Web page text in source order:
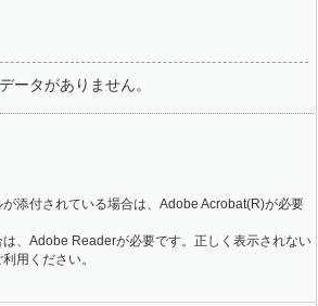
データがありません。
添付されている場合は、Adobe Acrobat(R)が必要
は、Adobe Readerが必要です。正しく表示されない
用ください。